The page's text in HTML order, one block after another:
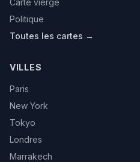
Carte vierge
Politique
Toutes les cartes →
VILLES
Paris
New York
Tokyo
Londres
Marrakech